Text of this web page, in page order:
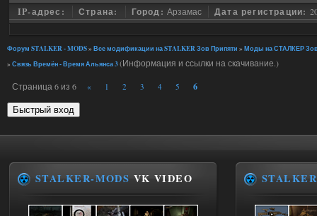
IP-адрес: Страна: Город:Арзамас Дата регистрации:
Форум STALKER - MODS» Все модификации на STALKER Зов Припяти » Моды на СТАЛКЕР
» Связь Времён - Время Альянса 3(Информация и ссылки на скачивание.)
Страница 6 из 6 « 1 2 3 4 5 6
STALKER-MODS VK VIDEO